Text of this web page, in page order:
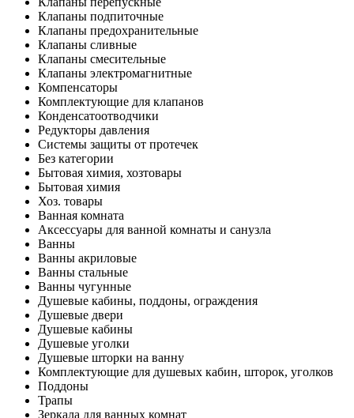
Клапаны подпиточные
Клапаны предохранительные
Клапаны сливные
Клапаны смесительные
Клапаны электромагнитные
Компенсаторы
Комплектующие для клапанов
Конденсатоотводчики
Редукторы давления
Системы защиты от протечек
Без категории
Бытовая химия, хозтовары
Бытовая химия
Хоз. товары
Ванная комната
Аксессуары для ванной комнаты и санузла
Ванны
Ванны акриловые
Ванны стальные
Ванны чугунные
Душевые кабины, поддоны, ограждения
Душевые двери
Душевые кабины
Душевые уголки
Душевые шторки на ванну
Комплектующие для душевых кабин, шторок, уголков
Поддоны
Трапы
Зеркала для ванных комнат